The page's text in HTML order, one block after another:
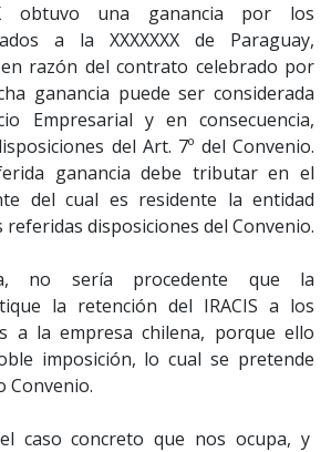
obtuvo una ganancia por los
a la XXXXXXX de Paraguay,
razón del contrato celebrado por
ganancia puede ser considerada
Empresarial y en consecuencia,
del Art. 7º del Convenio.
ganancia debe tributar en el
del cual es residente la entidad
disposiciones del Convenio.
no sería procedente que la
la retención del IRACIS a los
a la empresa chilena, porque ello
imposición, lo cual se pretende
Convenio.
caso concreto que nos ocupa, y